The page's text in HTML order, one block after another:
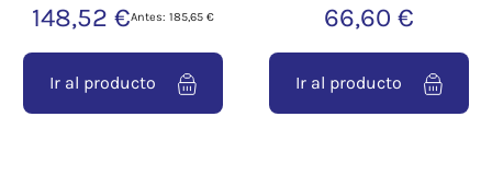
148,52 €Antes: 185,65 €
Ir al producto
66,60 €
Ir al producto